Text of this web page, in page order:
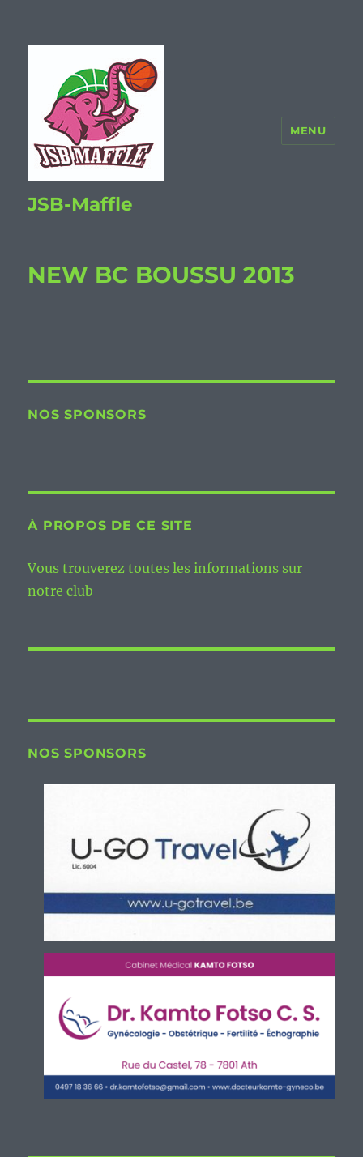
JSB-Maffle
MENU
NEW BC BOUSSU 2013
NOS SPONSORS
À PROPOS DE CE SITE
Vous trouverez toutes les informations sur
notre club
NOS SPONSORS